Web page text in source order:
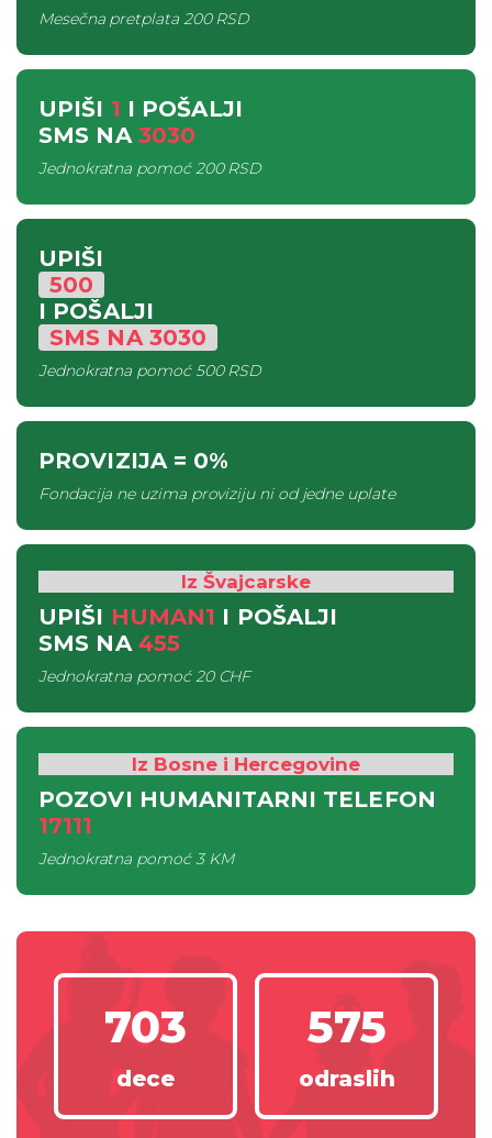
Mesečna pretplata200 RSD
UPIŠI 1 I POŠALJI
SMS NA 3030
Jednokratna pomoć200 RSD
UPIŠI
500
I POŠALJI
SMS NA3030
Jednokratna pomoć500 RSD
PROVIZIJA= 0%
Fondacija ne uzima proviziju ni od jedne uplate
Iz Švajcarske
UPIŠI HUMAN1 I POŠALJI
SMS NA 455
Jednokratna pomoć20 CHF
Iz Bosne i Hercegovine
POZOVI HUMANITARNI TELEFON
17111
Jednokratna pomoć3 KM
703
dece
575
odraslih